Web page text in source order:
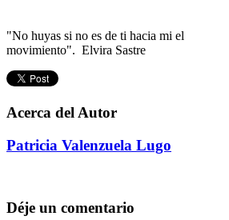
"No huyas si no es de ti hacia mi el
movimiento". Elvira Sastre
Acerca del Autor
Patricia Valenzuela Lugo
Déje un comentario